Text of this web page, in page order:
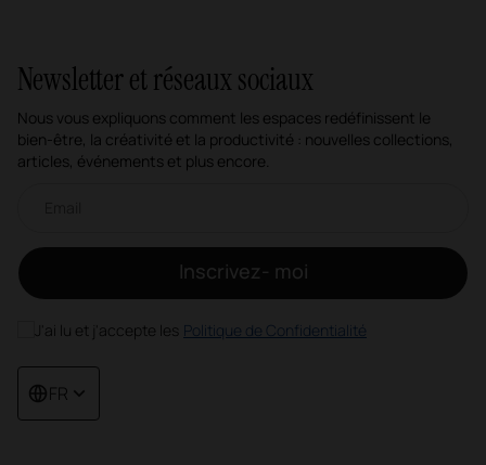
Newsletter et réseaux sociaux
Nous vous expliquons comment les espaces redéfinissent le
bien-être, la créativité et la productivité : nouvelles collections,
articles, événements et plus encore.
Inscrivez- moi
J'ai lu et j'accepte les Politique de Confidentialité
FR